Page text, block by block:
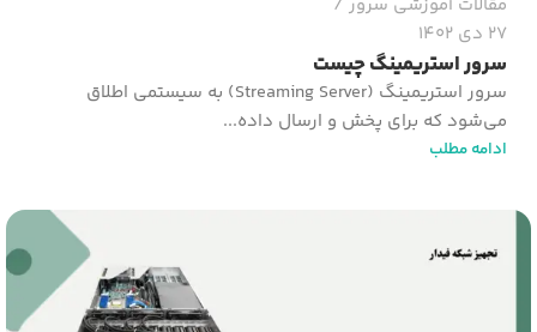
27 دی 1402
سرور استریمینگ چیست
سرور استریمینگ (Streaming Server) به سیستمی اطلاق
می‌شود که برای پخش و ارسال داده...
ادامه مطلب